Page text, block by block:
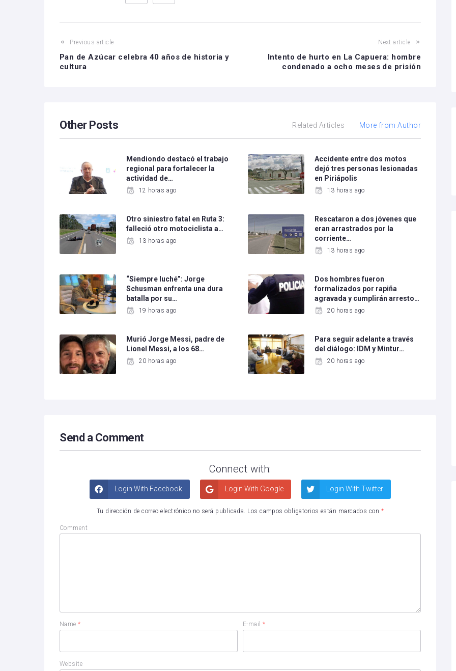
Previous article
Pan de Azúcar celebra 40 años de historia y
cultura
Next article
Intento de hurto en La Capuera: hombre
condenado a ocho meses de prisión
Other Posts Related Articles More from Author
Mendiondo destacó el trabajo
regional para fortalecer la
actividad de…
12 horas ago
Accidente entre dos motos
dejó tres personas lesionadas
en Piriápolis
13 horas ago
Otro siniestro fatal en Ruta 3:
falleció otro motociclista a…
13 horas ago
Rescataron a dos jóvenes que
eran arrastrados por la
corriente…
13 horas ago
“Siempre luché”: Jorge
Schusman enfrenta una dura
batalla por su…
19 horas ago
Dos hombres fueron
formalizados por rapiña
agravada y cumplirán arresto…
20 horas ago
Murió Jorge Messi, padre de
Lionel Messi, a los 68…
20 horas ago
Para seguir adelante a través
del diálogo: IDM y Mintur…
20 horas ago
Send a Comment
Connect with:
Login With Facebook Login With Google Login With Twitter
Tu dirección de correo electrónico no será publicada. Los campos obligatorios están marcados con *
Comment
Name* E-mail*
Website